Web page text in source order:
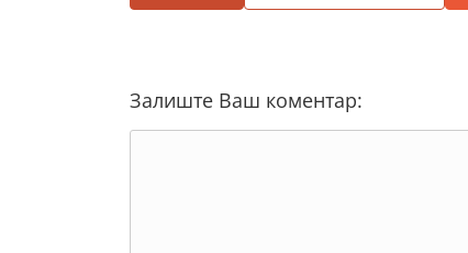
Залиште Ваш коментар: